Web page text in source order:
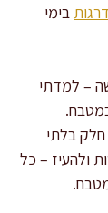
בימי
– למדתי
חלק בלתי
ולהעיז – כל